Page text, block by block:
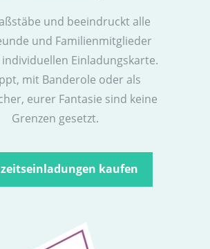
und beeindruckt alle
und Familienmitglieder
Einladungskarte.
mit Banderole oder als
eurer Fantasie sind keine
Grenzen gesetzt.
kaufen